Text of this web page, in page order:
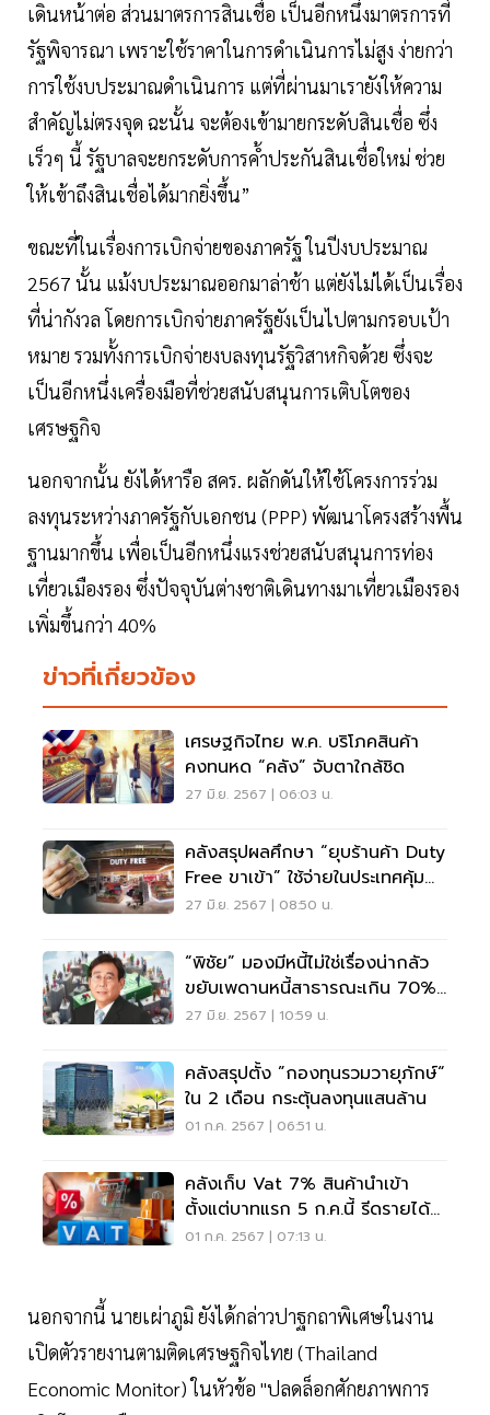
เดินหน้าต่อ ส่วนมาตรการสินเชื่อ เป็นอีกหนึ่งมาตรการที่
รัฐพิจารณา เพราะใช้ราคาในการดำเนินการไม่สูง ง่ายกว่า
การใช้งบประมาณดำเนินการ แต่ที่ผ่านมาเรายังให้ความ
สำคัญไม่ตรงจุด ฉะนั้น จะต้องเข้ามายกระดับสินเชื่อ ซึ่ง
เร็วๆ นี้ รัฐบาลจะยกระดับการค้ำประกันสินเชื่อใหม่ ช่วย
ให้เข้าถึงสินเชื่อได้มากยิ่งขึ้น”
ขณะที่ในเรื่องการเบิกจ่ายของภาครัฐ ในปีงบประมาณ
2567 นั้น แม้งบประมาณออกมาล่าช้า แต่ยังไม่ได้เป็นเรื่อง
ที่น่ากังวล โดยการเบิกจ่ายภาครัฐยังเป็นไปตามกรอบเป้า
หมาย รวมทั้งการเบิกจ่ายงบลงทุนรัฐวิสาหกิจด้วย ซึ่งจะ
เป็นอีกหนึ่งเครื่องมือที่ช่วยสนับสนุนการเติบโตของ
เศรษฐกิจ
นอกจากนั้น ยังได้หารือ สคร. ผลักดันให้ใช้โครงการร่วม
ลงทุนระหว่างภาครัฐกับเอกชน (PPP) พัฒนาโครงสร้างพื้น
ฐานมากขึ้น เพื่อเป็นอีกหนึ่งแรงช่วยสนับสนุนการท่อง
เที่ยวเมืองรอง ซึ่งปัจจุบันต่างชาติเดินทางมาเที่ยวเมืองรอง
เพิ่มขึ้นกว่า 40%
ข่าวที่เกี่ยวข้อง
เศรษฐกิจไทย พ.ค. บริโภคสินค้า
คงทนหด “คลัง” จับตาใกล้ชิด
27 มิ.ย. 2567 | 06:03 น.
คลังสรุปผลศึกษา “ยุบร้านค้า Duty
Free ขาเข้า” ใช้จ่ายในประเทศคุ้ม
กว่า
27 มิ.ย. 2567 | 08:50 น.
“พิชัย” มองมีหนี้ไม่ใช่เรื่องน่ากลัว
ขยับเพดานหนี้สาธารณะเกิน 70%
ทำได้
27 มิ.ย. 2567 | 10:59 น.
คลังสรุปตั้ง ”กองทุนรวมวายุภักษ์“
ใน 2 เดือน กระตุ้นลงทุนแสนล้าน
01 ก.ค. 2567 | 06:51 น.
คลังเก็บ Vat 7% สินค้านำเข้า
ตั้งแต่บาทแรก 5 ก.ค.นี้ รีดรายได้ปี
ละ 2 พันล้าน
01 ก.ค. 2567 | 07:13 น.
นอกจากนี้ นายเผ่าภูมิ ยังได้กล่าวปาฐกถาพิเศษในงาน
เปิดตัวรายงานตามติดเศรษฐกิจไทย (Thailand
Economic Monitor) ในหัวข้อ "ปลดล็อกศักยภาพการ